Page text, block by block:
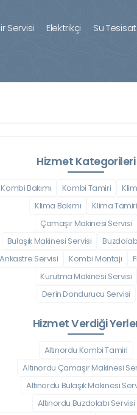
Servisi Elektrikçi Su
Hizmet Kategorileri
Kombi Bakımı Kombi Tamiri
Klima Bakımı
Klima Tamiri
Çamaşır Makinesi Servisi
Bulaşık Makinesi Servisi
Ankastre Servisi
Kombi Montajı
Kurutma Makinesi Servisi
Derin Dondurucu Servisi
Hizmet Verdiği
Altınordu Kombi Tamiri
Altınordu Çamaşır Makinesi
Altınordu Bulaşık Makinesi
Altınordu Buzdolabı Servisi